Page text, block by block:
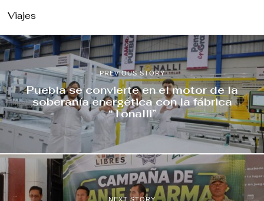
Viajes
PREVIOUS STORY
Puebla se convierte en el motor de la
soberanía energética con la fábrica
“Tonalli”
NEXT STORY